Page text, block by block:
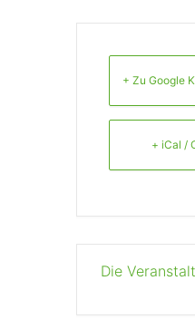
+ Zu Google
+ iCal /
Die